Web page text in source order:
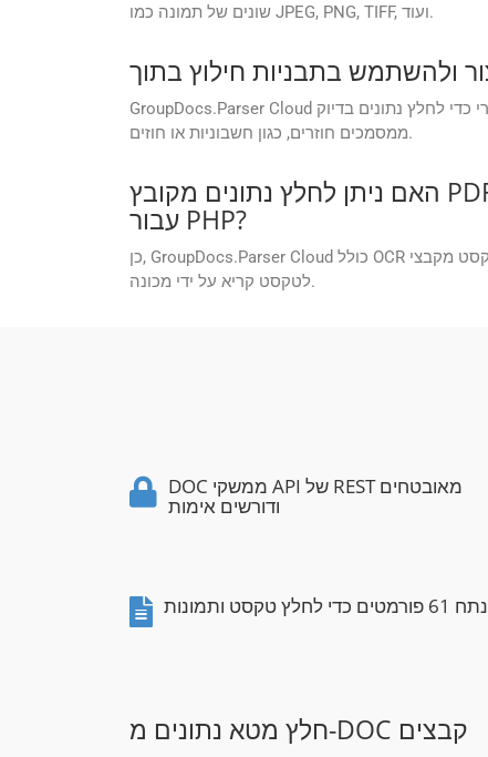
שונים של תמונה כמו JPEG, PNG, TIFF, ועוד.
GroupDocs.Parser Cloud מאפשר לך ליצור תבניות לחילוץ נתונים מובנים. תבניות עשויות להכיל הגדרות שדות, עיצובי טבלאות וכללים מבוססי ביטוי רגולרי כדי לחלץ נתונים בדיוק
ממסמכים חוזרים, כגון חשבוניות או חוזים.
האם ניתן לחלץ נתונים מקובץ PDF סרוק או ממסמך DOC מבוסס תמונה באמצעות GroupDocs.Parser Cloud SDK
עבור PHP?
כן, GroupDocs.Parser Cloud כולל OCR ויכול לחלץ טקסט מקבצי PDF סרוקים ומסמכים DOC על סמך תמונות. ניתן להפעיל אפשרויות OCR דרך הגדרות API כדי להמיר תוכן סרוק
לטקסט קריא על ידי מכונה.
DOC ממשקי API של REST מאובטחים
ודורשים אימות
נתח 61 פורמטים כדי לחלץ טקסט ותמונות
חלץ מטא נתונים מ-DOC קבצים